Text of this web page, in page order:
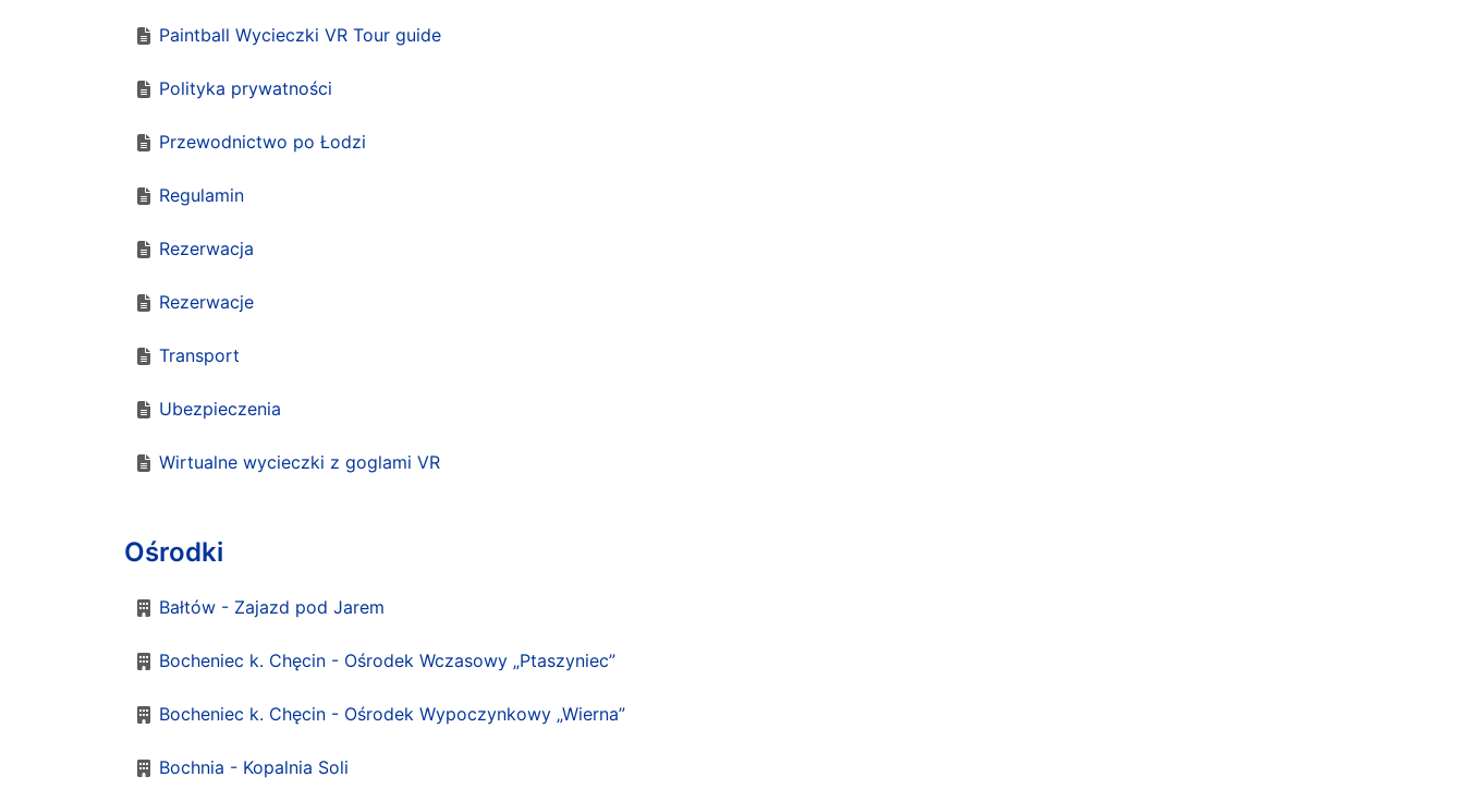
Paintball Wycieczki VR Tour guide
Polityka prywatności
Przewodnictwo po Łodzi
Regulamin
Rezerwacja
Rezerwacje
Transport
Ubezpieczenia
Wirtualne wycieczki z goglami VR
Ośrodki
Bałtów - Zajazd pod Jarem
Bocheniec k. Chęcin - Ośrodek Wczasowy „Ptaszyniec”
Bocheniec k. Chęcin - Ośrodek Wypoczynkowy „Wierna”
Bochnia - Kopalnia Soli